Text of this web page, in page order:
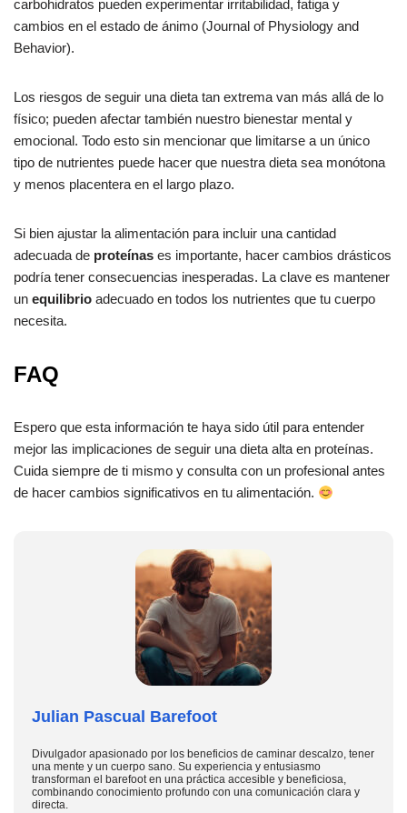
carbohidratos pueden experimentar irritabilidad, fatiga y
cambios en el estado de ánimo (Journal of Physiology and
Behavior).
Los riesgos de seguir una dieta tan extrema van más allá de lo
físico; pueden afectar también nuestro bienestar mental y
emocional. Todo esto sin mencionar que limitarse a un único
tipo de nutrientes puede hacer que nuestra dieta sea monótona
y menos placentera en el largo plazo.
Si bien ajustar la alimentación para incluir una cantidad
adecuada de proteínas es importante, hacer cambios drásticos
podría tener consecuencias inesperadas. La clave es mantener
un equilibrio adecuado en todos los nutrientes que tu cuerpo
necesita.
FAQ
Espero que esta información te haya sido útil para entender
mejor las implicaciones de seguir una dieta alta en proteínas.
Cuida siempre de ti mismo y consulta con un profesional antes
de hacer cambios significativos en tu alimentación.
Julian Pascual Barefoot
Divulgador apasionado por los beneficios de caminar descalzo, tener
una mente y un cuerpo sano. Su experiencia y entusiasmo
transforman el barefoot en una práctica accesible y beneficiosa,
combinando conocimiento profundo con una comunicación clara y
directa.